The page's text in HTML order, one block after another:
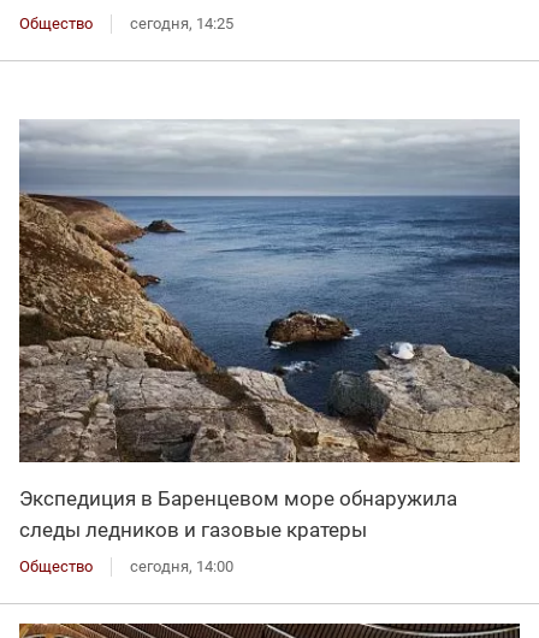
Общество сегодня, 14:25
Экспедиция в Баренцевом море обнаружила
следы ледников и газовые кратеры
Общество сегодня, 14:00